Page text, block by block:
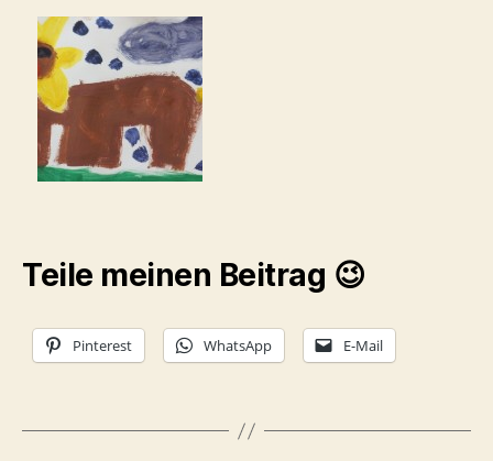
Teile meinen Beitrag 😉
Pinterest WhatsApp E-Mail